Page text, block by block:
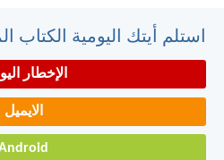
استلم أيتك اليومية الكتاب
الإخطار
الايميل